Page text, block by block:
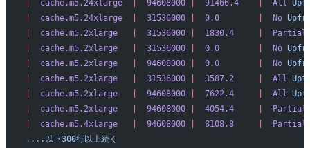
  cache.m5.24xlarge
  |
  94608000
|
  91466.4
    |
  All
  cache.m5.24xlarge
  |
  31536000
|
  0.0
        |
  No
  cache.m5.2xlarge
   |
  31536000
|
  1830.4
     |
  Partial
  cache.m5.2xlarge
   |
  31536000
|
  0.0
        |
  No
  cache.m5.2xlarge
   |
  94608000
|
  0.0
        |
  No
  cache.m5.2xlarge
   |
  31536000
|
  3587.2
  All
  cache.m5.2xlarge
   |
  94608000
|
  7622.4
     |
  All
  cache.m5.2xlarge
   |
  94608000
|
  4054.4
     |
  Partial
  cache.m5.4xlarge
   |
  94608000
|
  8108.8
     |
  Partial
... .以下300行以上続く